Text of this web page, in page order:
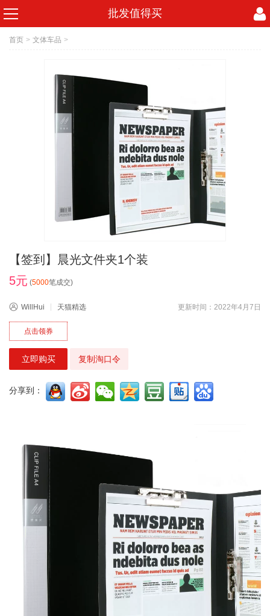
批发值得买
首页 > 文体车品 >
【签到】晨光文件夹1个装
5元 (5000笔成交)
WillHui 天猫精选 更新时间：2022年4月7日
点击领券
立即购买 复制淘口令
分享到：